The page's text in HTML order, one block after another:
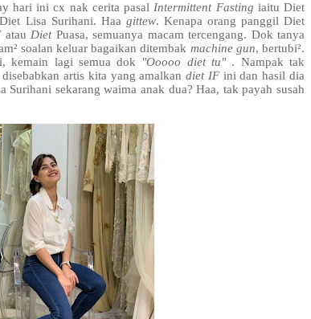
hari ini cx nak cerita pasal Intermittent Fasting iaitu Diet
Lisa Surihani. Haa gittew. Kenapa orang panggil Diet
atau DietPuasa, semuanya macam tercengang. Dok tanya
soalan keluar bagaikan ditembak machine gun, bertubi².
kemain lagi semua dok "Ooooo diet tu". Nampak tak
artis kita yang amalkandiet IFini dan hasil dia
sekarang waima anak dua? Haa, tak payah susah